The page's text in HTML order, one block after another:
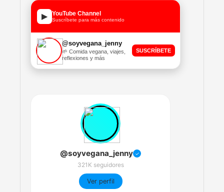
▶ YouTube Channel
Suscríbete para más contenido
@soyvegana_jenny
🌱 Comida vegana, viajes,
reflexiones y más
SUSCRÍBETE
@soyvegana_jenny ✓
321K seguidores
Ver perfil